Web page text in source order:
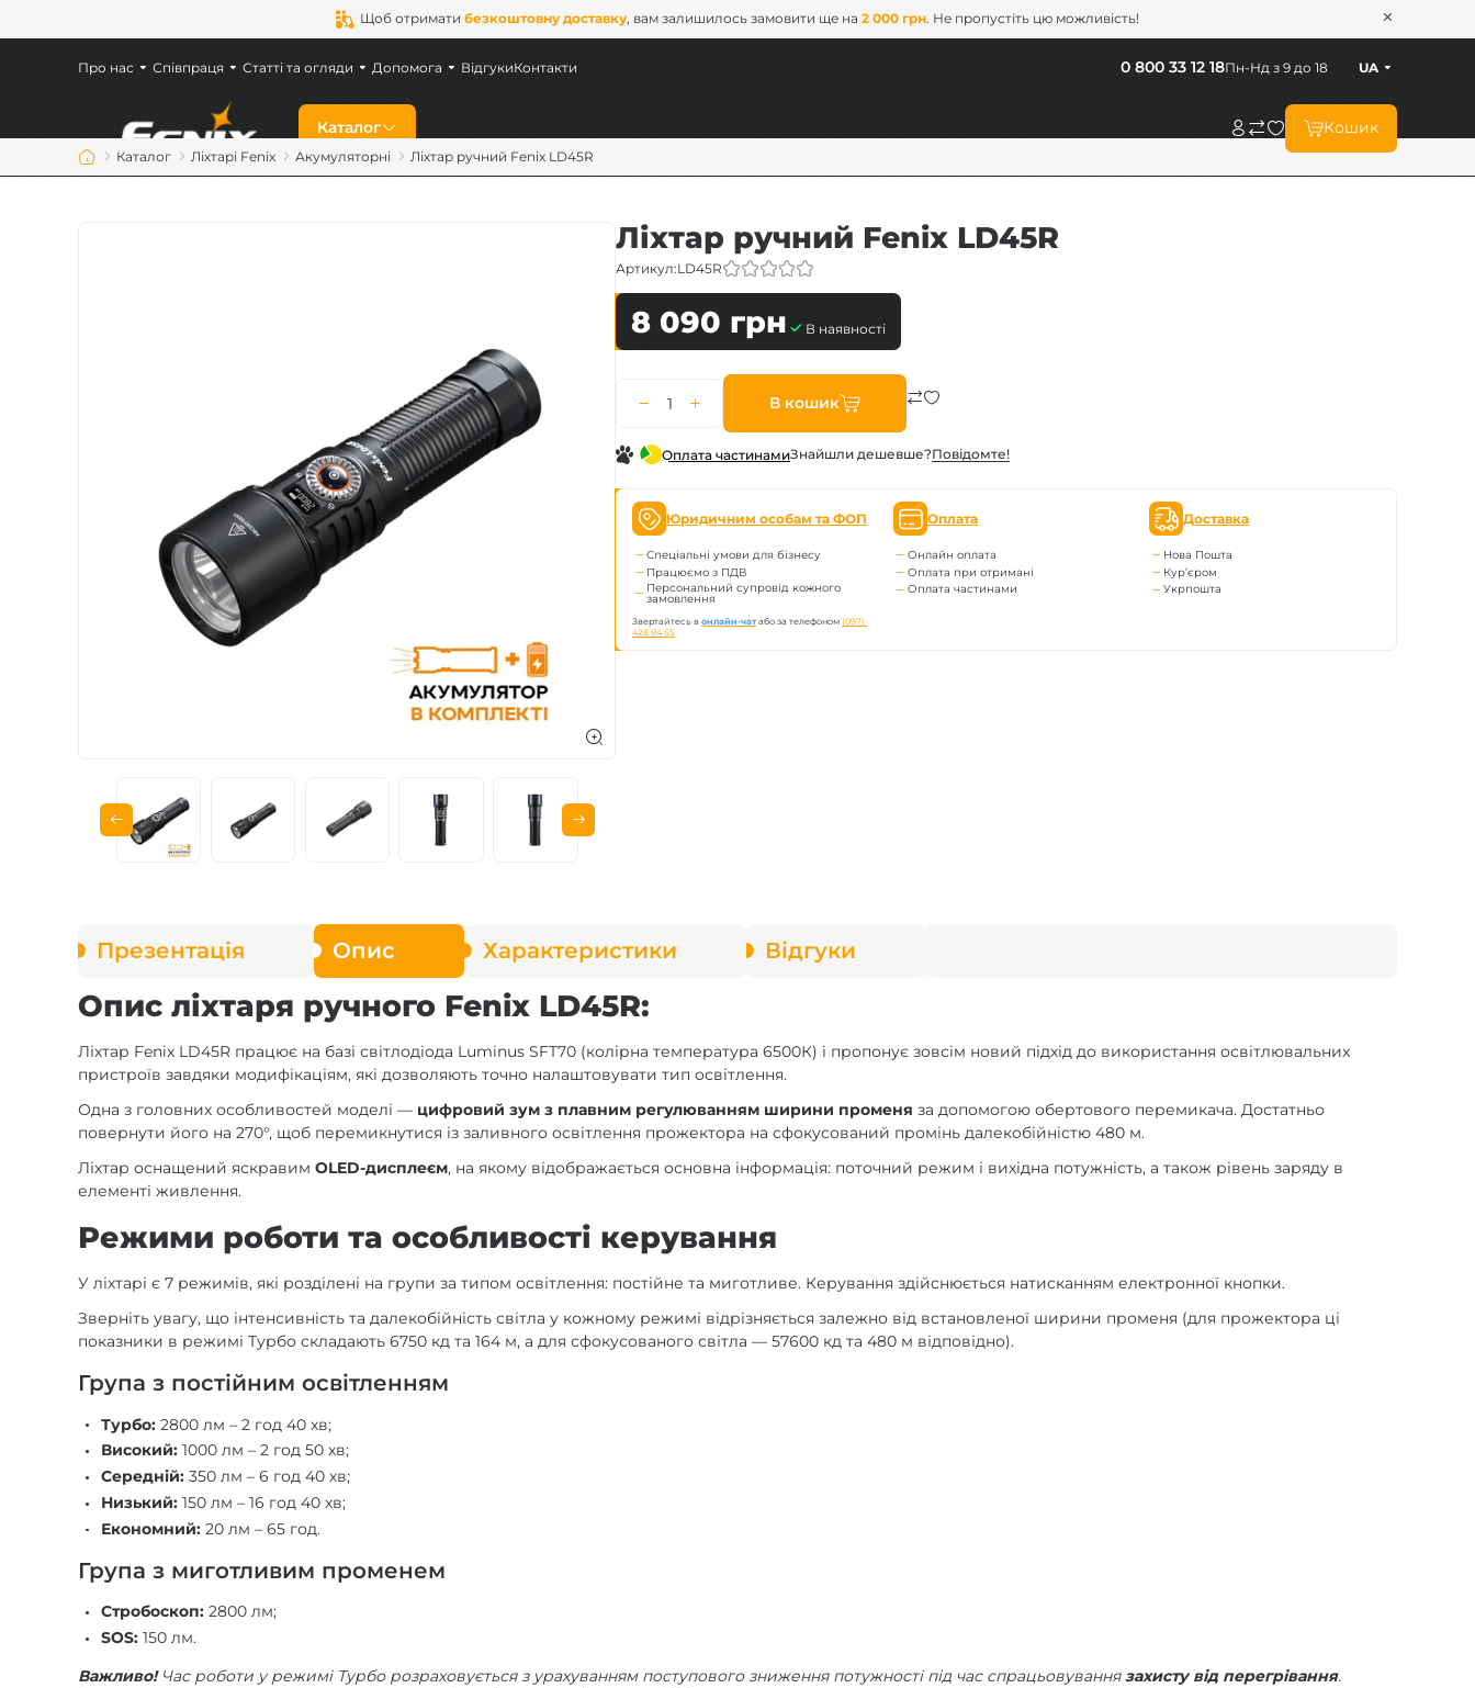
Щоб отриматибезкоштовну доставку, вам залишилось замовити ще на2 000 грн. Не пропустіть цю можливість!
Каталог
Ліхтарі для військових
Акумулятори Fenix
Зарядні пристрої Fenix
Кошик
Пн-Нд з 9 до 18
0 800 33 12 18 UA
Про нас Співпраця Статті та огляди Допомога ВідгукиКонтакти
Каталог Ліхтарі Fenix Акумуляторні Ліхтар ручний Fenix LD45R
Ліхтар ручний Fenix LD45R
Артикул:LD45R
8 090 грн В наявності
В кошик
Оплата частинамиЗнайшли дешевше?Повiдомте!
Юридичним особам та ФОП
Спеціальні умови для бізнесу
Працюємо з ПДВ
Персональний супровід кожного
замовлення
Звертайтесь вонлайн-чат або за телефоном(097)
428 84 55
Оплата
Онлайн оплата
Оплата при отримані
Оплата частинами
Доставка
Нова Пошта
Кур’єром
Укрпошта
Презентація Опис Характеристики Відгуки
Опис ліхтаря ручного Fenix LD45R:
Ліхтар Fenix LD45R працює на базі світлодіода Luminus SFT70 (колірна температура 6500К) і пропонує зовсім новий підхід до використання освітлювальних
пристроїв завдяки модифікаціям, які дозволяють точно налаштовувати тип освітлення.
Одна з головних особливостей моделі — цифровий зум з плавним регулюванням ширини променя за допомогою обертового перемикача. Достатньо
повернути його на 270°, щоб перемикнутися із заливного освітлення прожектора на сфокусований промінь далекобійністю 480 м.
Ліхтар оснащений яскравимOLED-дисплеєм, на якому відображається основна інформація: поточний режим і вихідна потужність, а також рівень заряду в
елементі живлення.
Режими роботи та особливості керування
У ліхтарі є 7 режимів, які розділені на групи за типом освітлення: постійне та миготливе. Керування здійснюється натисканням електронної кнопки.
Зверніть увагу, що інтенсивність та далекобійність світла у кожному режимі відрізняється залежно від встановленої ширини променя (для прожектора ці
показники в режимі Турбо складають 6750 кд та 164 м, а для сфокусованого світла — 57600 кд та 480 м відповідно).
Група з постійним освітленням
Турбо: 2800 лм – 2 год 40 хв;
Високий: 1000 лм – 2 год 50 хв;
Середній: 350 лм – 6 год 40 хв;
Низький: 150 лм – 16 год 40 хв;
Економний:20 лм – 65 год.
Група з миготливим променем
Стробоскоп: 2800 лм;
SOS: 150 лм.
Важливо!Час роботи у режимі Турбо розраховується з урахуванням поступового зниження потужності під час спрацьовуваннязахисту від перегрівання.